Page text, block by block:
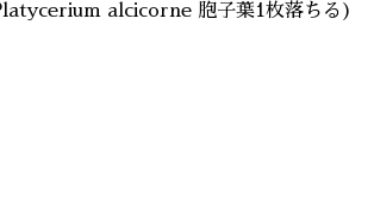
alcicorne 胞子葉1枚落ちる)